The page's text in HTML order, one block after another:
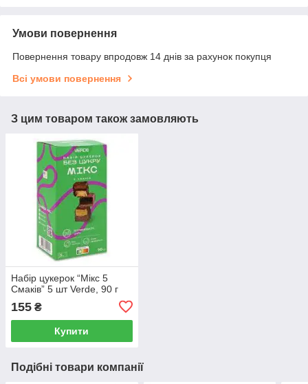
Умови повернення
Повернення товару впродовж 14 днів за рахунок покупця
Всі умови повернення
З цим товаром також замовляють
Набір цукерок “Мікс 5
Смаків” 5 шт Verde, 90 г
155 ₴
Купити
Подібні товари компанії